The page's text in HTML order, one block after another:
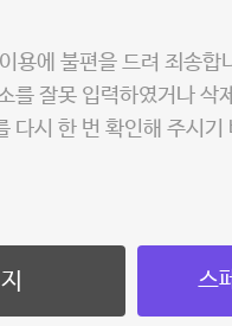
이용에 불편을 드려 죄송합
를 잘못 입력하였거나 삭
다시 한 번 확인해 주시기
스